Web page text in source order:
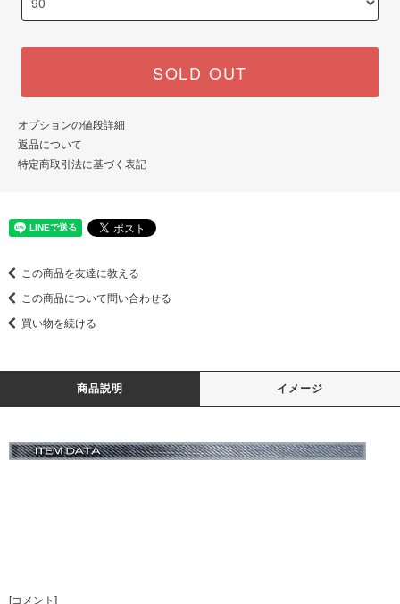
SOLD OUT
オプションの値段詳細
返品について
特定商取引法に基づく表記
この商品を友達に教える
この商品について問い合わせる
買い物を続ける
商品説明 イメージ
[コメント]